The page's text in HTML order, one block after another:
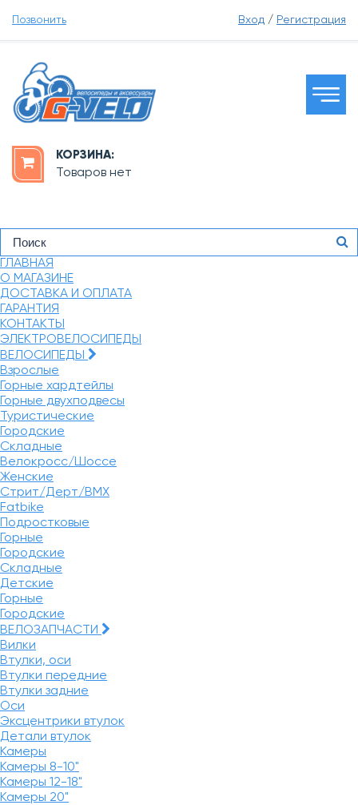
Позвонить Вход / Регистрация
КОРЗИНА:
Товаров нет
ГЛАВНАЯ
О МАГАЗИНЕ
ДОСТАВКА И ОПЛАТА
ГАРАНТИЯ
КОНТАКТЫ
ЭЛЕКТРОВЕЛОСИПЕДЫ
ВЕЛОСИПЕДЫ
Взрослые
Горные хардтейлы
Горные двухподвесы
Туристические
Городские
Складные
Велокросс/Шоссе
Женские
Стрит/Дерт/BMX
Fatbike
Подростковые
Горные
Городские
Складные
Детские
Горные
Городские
ВЕЛОЗАПЧАСТИ
Вилки
Втулки, оси
Втулки передние
Втулки задние
Оси
Эксцентрики втулок
Детали втулок
Камеры
Камеры 8-10"
Камеры 12-18"
Камеры 20"